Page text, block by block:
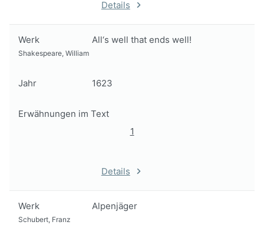
Details
Werk All‘s well that ends well!
Shakespeare, William
Jahr 1623
Erwähnungen im Text
1
Details
Werk Alpenjäger
Schubert, Franz